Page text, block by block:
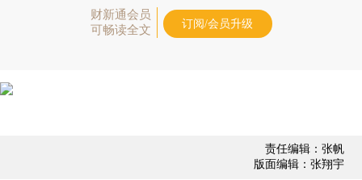
财新通会员
可畅读全文
订阅/会员升级
责任编辑：张帆
版面编辑：张翔宇